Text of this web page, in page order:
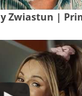
Zwiastun |